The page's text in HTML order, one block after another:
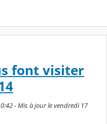
font visiter
- Mis à jour le vendredi 17